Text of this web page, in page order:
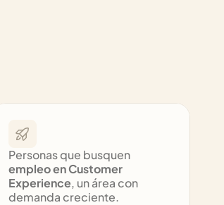
Personas que busquen
empleo en Customer
Experience, un área con
demanda creciente.